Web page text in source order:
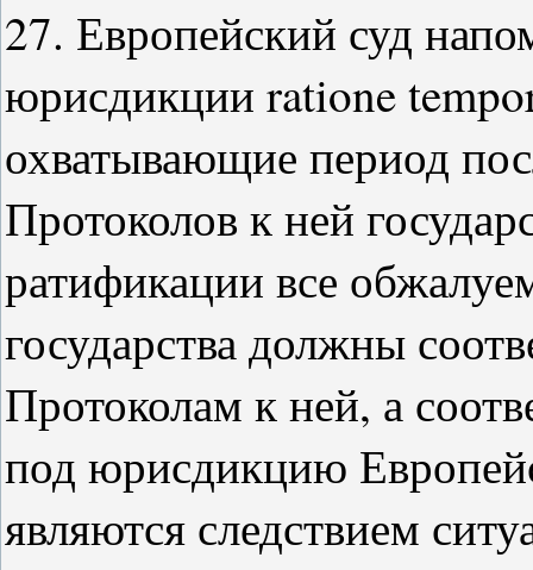
27. Европейский суд
юрисдикции ratione
охватывающие период
Протоколов к ней
ратификации все
государства должны
Протоколам к ней, а
под юрисдикцию
являются следствием